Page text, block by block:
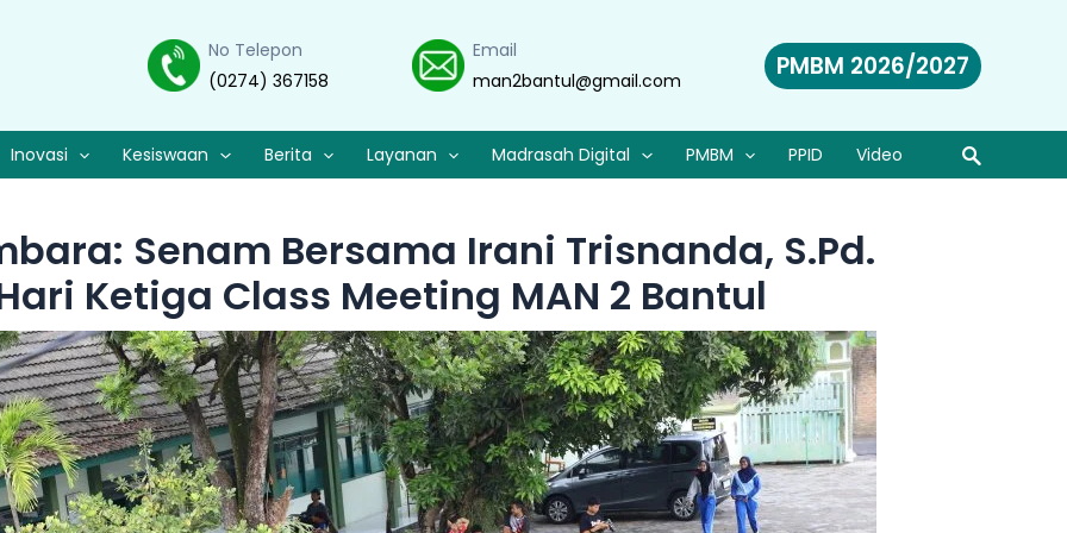
No Telepon
(0274) 367158
Email
man2bantul@gmail.com
PMBM 2026/2027
Inovasi Kesiswaan Berita Layanan Madrasah Digital PMBM PPID Video
Senam Bersama Irani Trisnanda, S.Pd.
Ketiga Class Meeting MAN 2 Bantul